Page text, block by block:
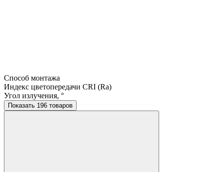
Способ монтажа
Индекс цветопередачи CRI (Ra)
Угол излучения, °
Показать 196 товаров